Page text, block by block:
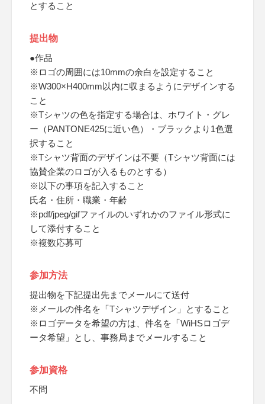
とすること
提出物
●作品
※ロゴの周囲には10mmの余白を設定すること
※W300×H400mm以内に収まるようにデザインする
こと
※Tシャツの色を指定する場合は、ホワイト・グレ
ー（PANTONE425に近い色）・ブラックより1色選
択すること
※Tシャツ背面のデザインは不要（Tシャツ背面には
協賛企業のロゴが入るものとする）
※以下の事項を記入すること
氏名・住所・職業・年齢
※pdf/jpeg/gifファイルのいずれかのファイル形式に
して添付すること
※複数応募可
参加方法
提出物を下記提出先までメールにて送付
※メールの件名を「Tシャツデザイン」とすること
※ロゴデータを希望の方は、件名を「WiHSロゴデ
ータ希望」とし、事務局までメールすること
参加資格
不問